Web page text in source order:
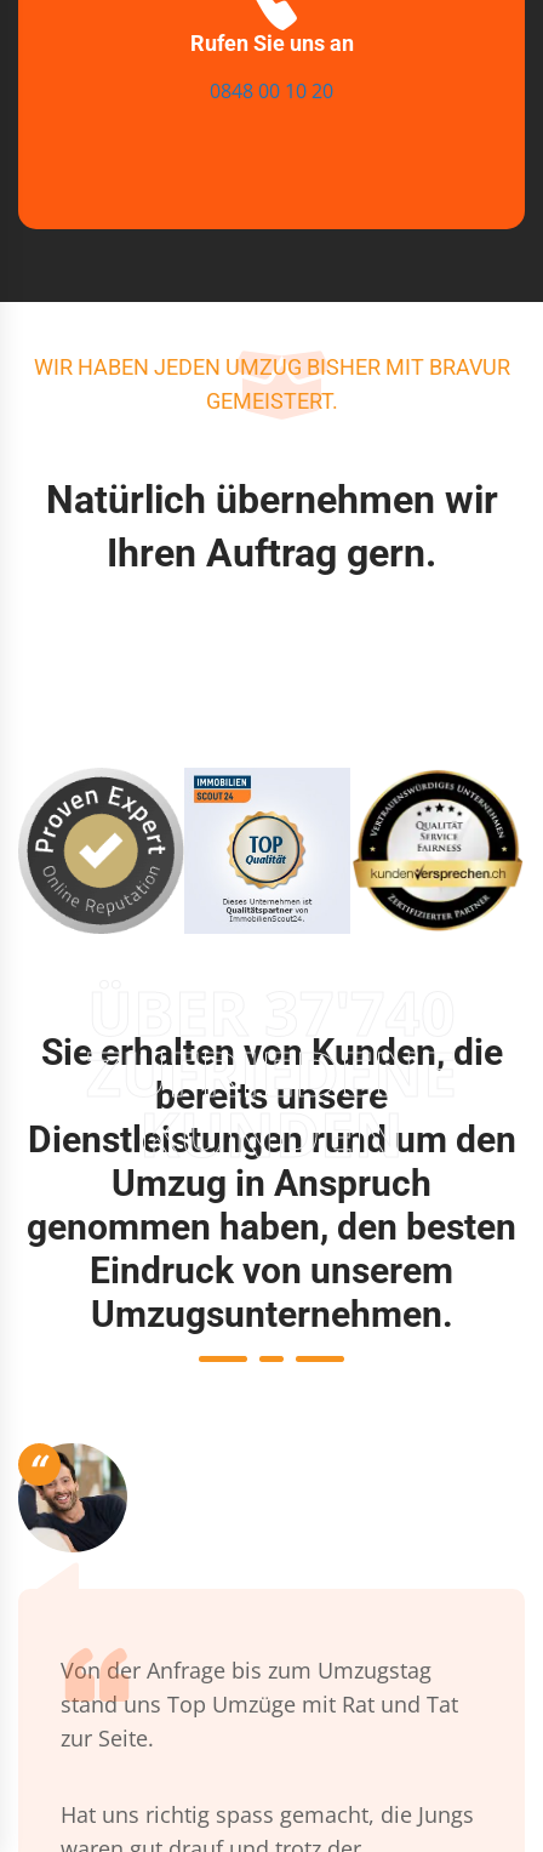
Rufen Sie uns an
0848 00 10 20
WIR HABEN JEDEN UMZUG BISHER MIT BRAVUR
GEMEISTERT.
Natürlich übernehmen wir
Ihren Auftrag gern.
ZUFRIEDENE
KUNDEN
Sie erhalten von Kunden, die
bereits unsere
Dienstleistungen rund um den
Umzug in Anspruch
genommen haben, den besten
Eindruck von unserem
Umzugsunternehmen.
“
Von der Anfrage bis zum Umzugstag
stand uns Top Umzüge mit Rat und Tat
zur Seite.
Hat uns richtig spass gemacht, die Jungs